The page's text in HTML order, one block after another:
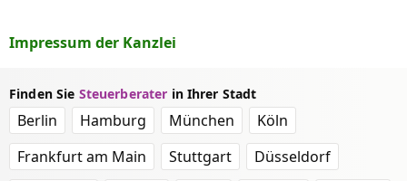
Impressum der Kanzlei
Finden Sie Steuerberater in Ihrer Stadt
Berlin Hamburg München
Köln
Frankfurt am Main
Stuttgart
Düsseldorf